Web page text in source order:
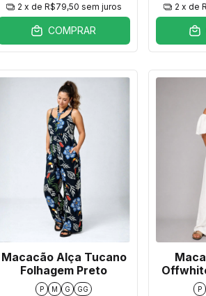
2 x de R$79,50 sem juros
COMPRAR
2 x de
Macacão Alça Tucano
Folhagem Preto
P M G GG P